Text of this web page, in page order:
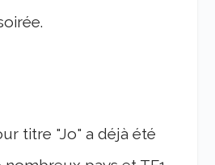
titre "Jo" a déjà été